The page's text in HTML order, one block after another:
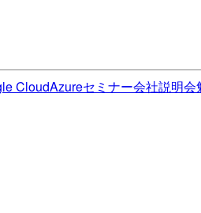
CloudAzureセミナー会社説明会